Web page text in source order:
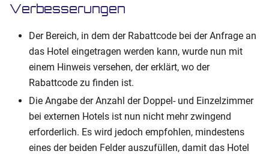
Verbesserungen
Der Bereich, in dem der Rabattcode bei der Anfrage an
das Hotel eingetragen werden kann, wurde nun mit
einem Hinweis versehen, der erklärt, wo der
Rabattcode zu finden ist.
Die Angabe der Anzahl der Doppel- und Einzelzimmer
bei externen Hotels ist nun nicht mehr zwingend
erforderlich. Es wird jedoch empfohlen, mindestens
eines der beiden Felder auszufüllen, damit das Hotel